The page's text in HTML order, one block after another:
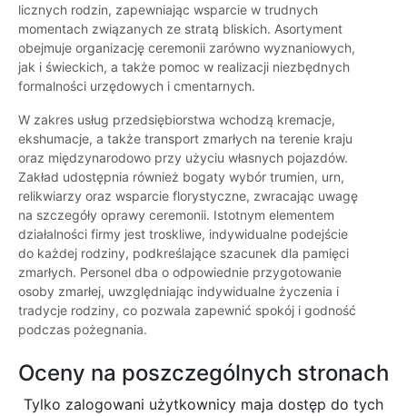
licznych rodzin, zapewniając wsparcie w trudnych
momentach związanych ze stratą bliskich. Asortyment
obejmuje organizację ceremonii zarówno wyznaniowych,
jak i świeckich, a także pomoc w realizacji niezbędnych
formalności urzędowych i cmentarnych.
W zakres usług przedsiębiorstwa wchodzą kremacje,
ekshumacje, a także transport zmarłych na terenie kraju
oraz międzynarodowo przy użyciu własnych pojazdów.
Zakład udostępnia również bogaty wybór trumien, urn,
relikwiarzy oraz wsparcie florystyczne, zwracając uwagę
na szczegóły oprawy ceremonii. Istotnym elementem
działalności firmy jest troskliwe, indywidualne podejście
do każdej rodziny, podkreślające szacunek dla pamięci
zmarłych. Personel dba o odpowiednie przygotowanie
osoby zmarłej, uwzględniając indywidualne życzenia i
tradycje rodziny, co pozwala zapewnić spokój i godność
podczas pożegnania.
Oceny na poszczególnych stronach
Tylko zalogowani użytkownicy maja dostęp do tych